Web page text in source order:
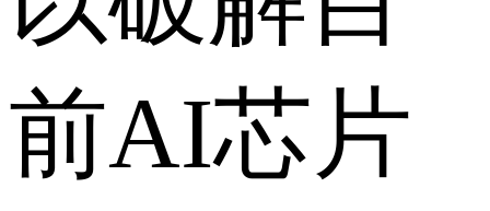
前AI芯片